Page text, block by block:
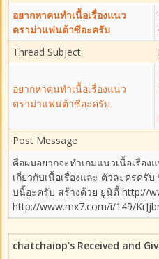
อยากหาคนทำเนื้อเรื่องแนว
ดราม่าแฟนต้าซีอะครับ
Thread Subject
อยากหาคนทำเนื้อเรื่องแนว
ดราม่าแฟนต้าซีอะครับ
Post Message
คือผมอยากจะทำเกมแนวเนื้อเรื่อ
เกี่ยวกับเนื้อเรื่องและ ตัวละครครั
บนี้อะครับ สร้างด้วย ยูนิตี้ http://
http://www.mx7.com/i/149/
chatchaiop's Received and